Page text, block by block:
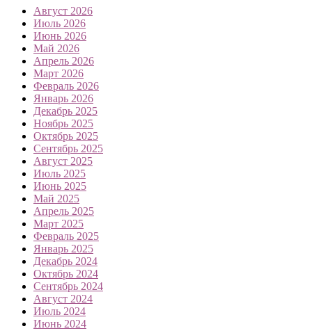
Август 2026
Июль 2026
Июнь 2026
Май 2026
Апрель 2026
Март 2026
Февраль 2026
Январь 2026
Декабрь 2025
Ноябрь 2025
Октябрь 2025
Сентябрь 2025
Август 2025
Июль 2025
Июнь 2025
Май 2025
Апрель 2025
Март 2025
Февраль 2025
Январь 2025
Декабрь 2024
Октябрь 2024
Сентябрь 2024
Август 2024
Июль 2024
Июнь 2024